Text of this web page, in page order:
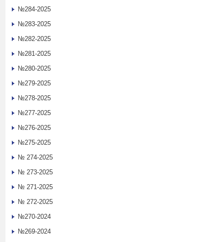
№284-2025
№283-2025
№282-2025
№281-2025
№280-2025
№279-2025
№278-2025
№277-2025
№276-2025
№275-2025
№ 274-2025
№ 273-2025
№ 271-2025
№ 272-2025
№270-2024
№269-2024